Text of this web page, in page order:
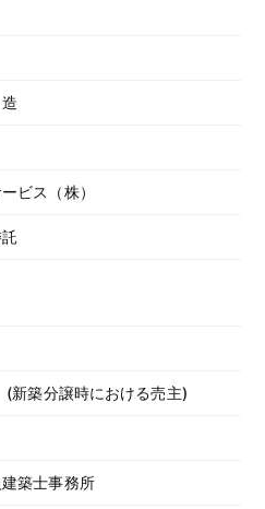
ビス（株）
(新築分譲時における売主)
建築士事務所